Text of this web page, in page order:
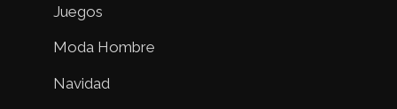
Juegos
Moda Hombre
Navidad